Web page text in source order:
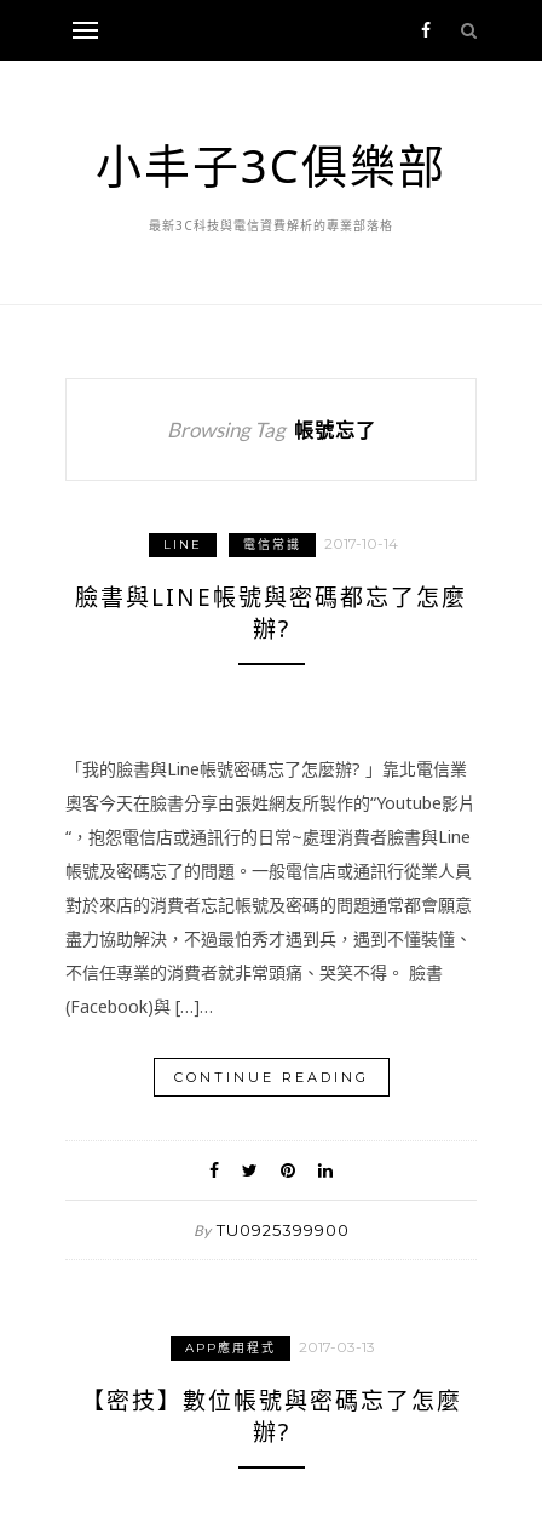
小丰子3C俱樂部
最新3C科技與電信資費解析的專業部落格
Browsing Tag 帳號忘了
LINE 電信常識 2017-10-14
臉書與LINE帳號與密碼都忘了怎麼
辦?
「我的臉書與Line帳號密碼忘了怎麼辦? 」靠北電信業
奧客今天在臉書分享由張姓網友所製作的“Youtube影片
“，抱怨電信店或通訊行的日常~處理消費者臉書與Line
帳號及密碼忘了的問題。一般電信店或通訊行從業人員
對於來店的消費者忘記帳號及密碼的問題通常都會願意
盡力協助解決，不過最怕秀才遇到兵，遇到不懂裝懂、
不信任專業的消費者就非常頭痛、哭笑不得。 臉書
(Facebook)與 […]…
CONTINUE READING
By TU0925399900
APP應用程式 2017-03-13
【密技】數位帳號與密碼忘了怎麼
辦?